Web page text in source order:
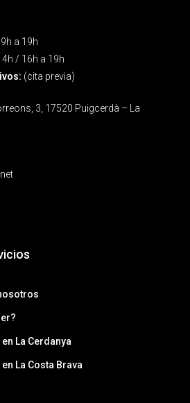
9h a 19h
/ 16h a 19h
(cita previa)
3, 17520 Puigcerdà – La
La Cerdanya
La Costa Brava